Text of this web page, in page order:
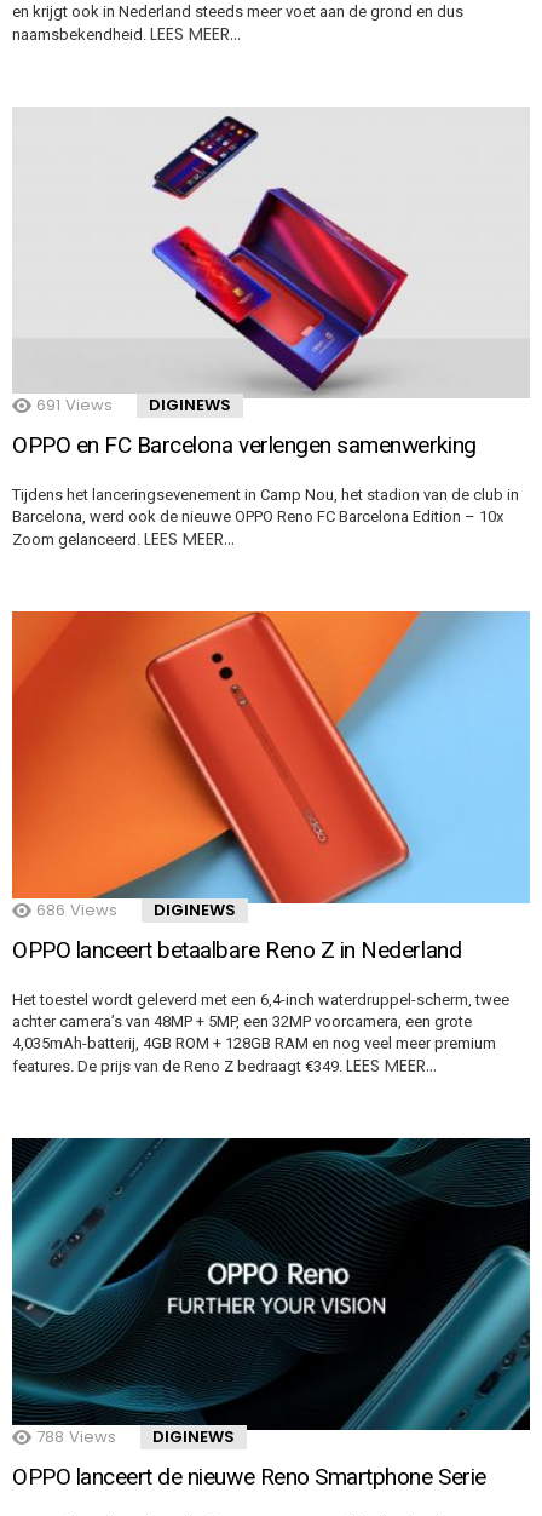
en krijgt ook in Nederland steeds meer voet aan de grond en dus
naamsbekendheid. LEES MEER…
691 Views DIGINEWS
OPPO en FC Barcelona verlengen samenwerking
Tijdens het lanceringsevenement in Camp Nou, het stadion van de club in
Barcelona, werd ook de nieuwe OPPO Reno FC Barcelona Edition – 10x
Zoom gelanceerd. LEES MEER…
686 Views DIGINEWS
OPPO lanceert betaalbare Reno Z in Nederland
Het toestel wordt geleverd met een 6,4-inch waterdruppel-scherm, twee
achter camera’s van 48MP + 5MP, een 32MP voorcamera, een grote
4,035mAh-batterij, 4GB ROM + 128GB RAM en nog veel meer premium
features. De prijs van de Reno Z bedraagt €349. LEES MEER…
788 Views DIGINEWS
OPPO lanceert de nieuwe Reno Smartphone Serie